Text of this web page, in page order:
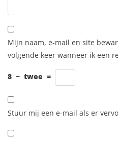
Mijn naam, e-mail en site
volgende keer wanneer ik een
8 − twee =
Stuur mij een e-mail als er